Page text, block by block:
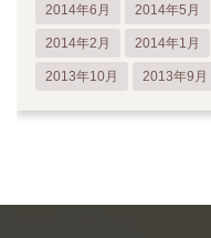
2014年6月 2014年5月
2014年2月 2014年1月
2013年10月 2013年9月